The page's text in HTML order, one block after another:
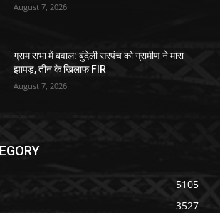
August 7, 2026
ग्राम सभा में बवाल: बुंदेली सरपंच को ग्रामीण ने मारा
झापड़, तीन के खिलाफ FIR
August 7, 2026
5105
3527